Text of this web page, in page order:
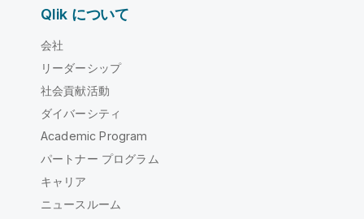
Qlik について
会社
リーダーシップ
社会貢献活動
ダイバーシティ
Academic Program
パートナー プログラム
キャリア
ニュースルーム